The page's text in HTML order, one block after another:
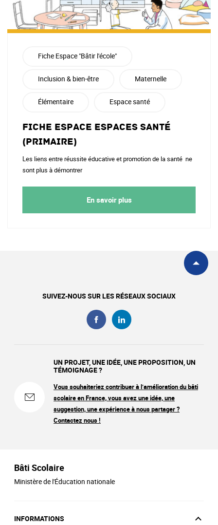
Fiche Espace "Bâtir l'école"
Inclusion & bien-être Maternelle
Élémentaire Espace santé
Fiche Espace espaces santé
(primaire)
Les liens entre réussite éducative et promotion de la santé ne
sont plus à démontrer
En savoir plus
SUIVEZ-NOUS SUR LES RÉSEAUX SOCIAUX
UN PROJET, UNE IDÉE, UNE PROPOSITION, UN
TÉMOIGNAGE ?
Vous souhaiteriez contribuer à l’amélioration du bâti
scolaire en France, vous avez une idée, une
suggestion, une expérience à nous partager ?
Contactez nous !
Bâti Scolaire
Ministère de l'Éducation nationale
INFORMATIONS